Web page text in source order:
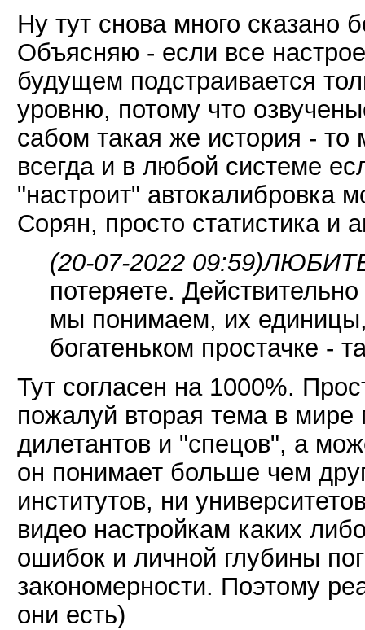
Ну тут снова много сказано
Объясняю - если все
будущем подстраивается
уровню, потому что
сабом такая же история - то
всегда и в любой системе
"настроит" автокалибровка
Сорян, просто статистика и
(20-07-2022 09:59)
потеряете.
мы понимаем, их единицы,
богатеньком простачке -
Тут согласен на 1000%.
пожалуй вторая тема в
дилетантов и "спецов", а
он понимает больше чем
институтов, ни
видео настройкам каких
ошибок и личной глубины
закономерности. Поэтому
они есть)